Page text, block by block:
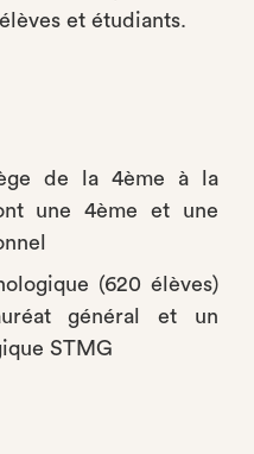
et étudiants.
de la 4ème à la
une 4ème et une
(620 élèves)
général et un
STMG